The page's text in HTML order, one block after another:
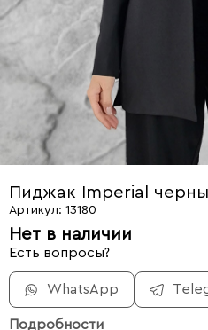
Пиджак Imperial
Артикул: 13180
Нет в наличии
Есть вопросы?
WhatsApp
Подробности